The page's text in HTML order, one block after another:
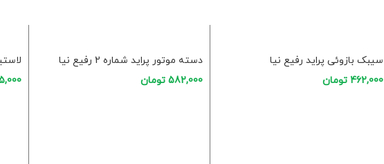
سیبک بازوئی پراید رفیع نیا
462,000 تومان
دسته موتور پراید شماره 2 رفیع نیا
582,000 تومان